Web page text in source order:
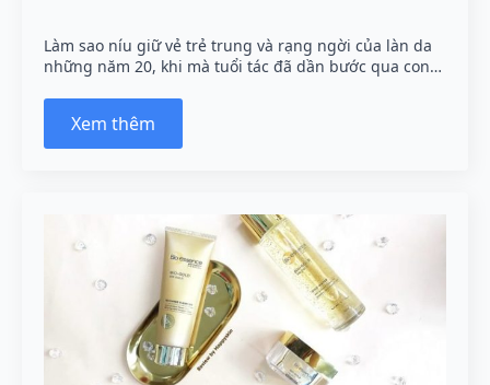
Làm sao níu giữ vẻ trẻ trung và rạng ngời của làn da
những năm 20, khi mà tuổi tác đã dần bước qua con…
Xem thêm